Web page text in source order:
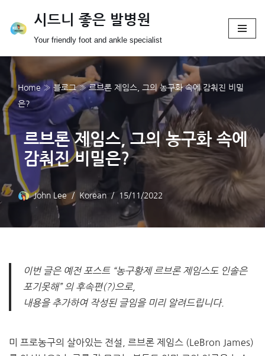
Skip
content
시드니 좋은 발병원
Your friendly foot and ankle specialist
Home» 블로그»르브론 제임스, 그의 농구화 속에 감춰진 비밀
은?
르브론 제임스, 그의 농구화 속에
감춰진 비밀은?
John Lee Korean 15/11/2022
이번 글은 예전 포스트 “농구황제 르브론 제임스도 인솔은
포기못해” 의 후속편(?)으로,
내용을 추가하여 작성된 글임을 미리 알려드립니다.
미 프로농구의 살아있는 전설, 르브론 제임스 (LeBron James)